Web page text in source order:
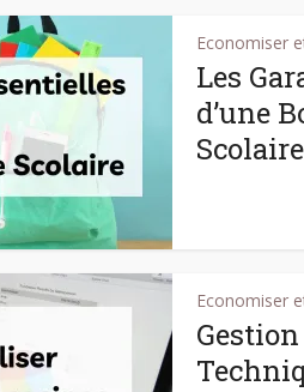
Economiser
Les
d’une
Scolaire
Economiser